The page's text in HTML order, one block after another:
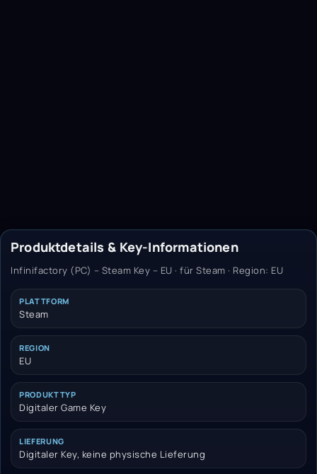
Produktdetails & Key-Informationen
Infinifactory (PC) – Steam Key – EU · für Steam · Region: EU
PLATTFORM
Steam
REGION
EU
PRODUKTTYP
Digitaler Game Key
LIEFERUNG
Digitaler Key, keine physische Lieferung